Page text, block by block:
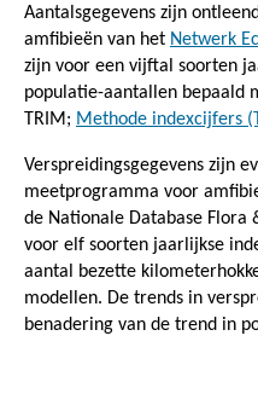
Aantalsgegevens zijn
amfibieën van het Netwerk
zijn voor een vijftal soorten
populatie-aantallen bepaald
TRIM; Methode indexcijfers
Verspreidingsgegevens zijn
meetprogramma voor
de Nationale Database Flora
voor elf soorten jaarlijkse
aantal bezette
modellen. De trends in
benadering van de trend in